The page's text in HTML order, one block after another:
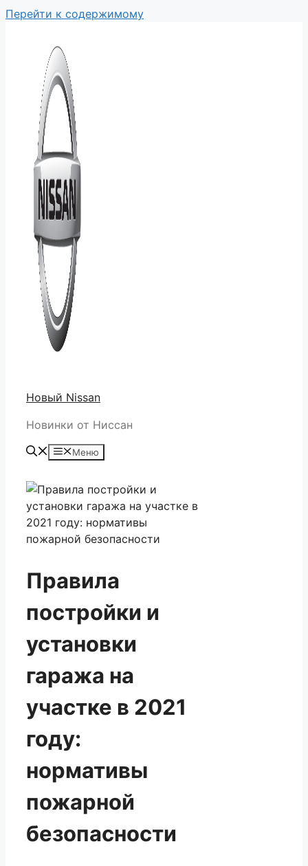
Перейти к содержимому
Новый Nissan
Новинки от Ниссан
Меню
Правила
постройки и
установки
гаража на
участке в 2021
году:
нормативы
пожарной
безопасности